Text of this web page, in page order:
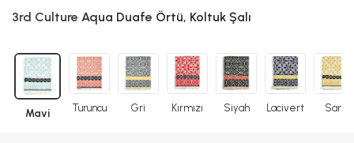
3rd Culture Aqua Duafe Örtü, Koltuk Şalı
Mavi Turuncu Gri Kırmızı Siyah Lacivert Sarı